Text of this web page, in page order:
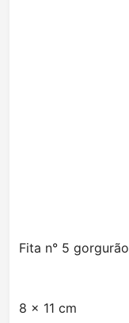
Fita n° 5 gorgurão
8 x 11 cm